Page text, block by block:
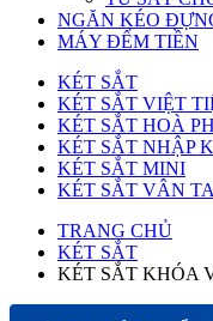
NGĂN KÉO
MÁY ĐẾM TIỀN
KÉT SẮT
KÉT SẮT VIỆT
KÉT SẮT HOÀ
KÉT SẮT NHẬP
KÉT SẮT MINI
KÉT SẮT VÂN
TRANG CHỦ
KÉT SẮT
KÉT SẮT KHÓA